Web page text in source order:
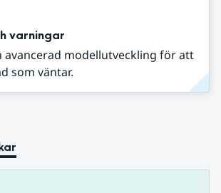
varningar
avancerad modellutveckling för att
som väntar.